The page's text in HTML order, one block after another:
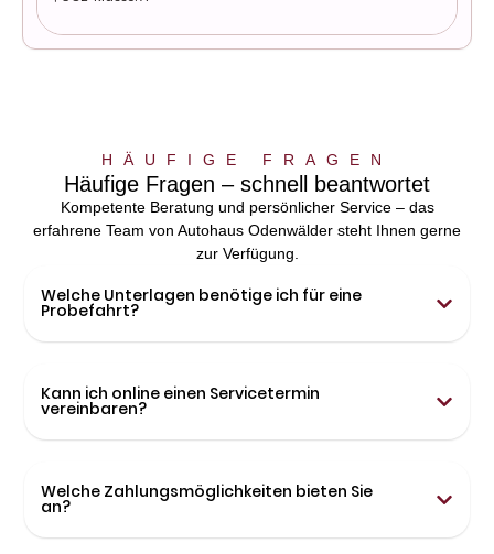
HÄUFIGE FRAGEN
Häufige Fragen – schnell beantwortet
Kompetente Beratung und persönlicher Service – das
erfahrene Team von Autohaus Odenwälder steht Ihnen gerne
zur Verfügung.
Welche Unterlagen benötige ich für eine
Probefahrt?
Kann ich online einen Servicetermin
vereinbaren?
Welche Zahlungsmöglichkeiten bieten Sie
an?